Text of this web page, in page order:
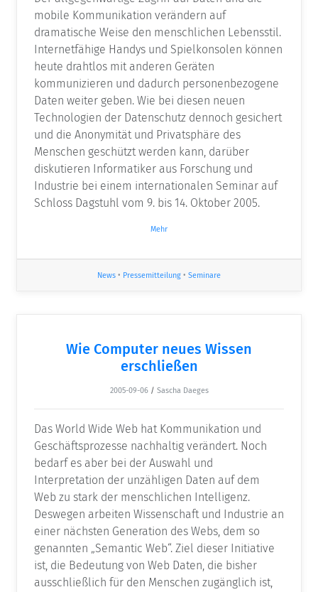
mobile Kommunikation verändern auf
dramatische Weise den menschlichen Lebensstil.
Internetfähige Handys und Spielkonsolen können
heute drahtlos mit anderen Geräten
kommunizieren und dadurch personenbezogene
Daten weiter geben. Wie bei diesen neuen
Technologien der Datenschutz dennoch gesichert
und die Anonymität und Privatsphäre des
Menschen geschützt werden kann, darüber
diskutieren Informatiker aus Forschung und
Industrie bei einem internationalen Seminar auf
Schloss Dagstuhl vom 9. bis 14. Oktober 2005.
Mehr
News • Pressemitteilung • Seminare
Wie Computer neues Wissen
erschließen
2005-09-06 / Sascha Daeges
Das World Wide Web hat Kommunikation und
Geschäftsprozesse nachhaltig verändert. Noch
bedarf es aber bei der Auswahl und
Interpretation der unzähligen Daten auf dem
Web zu stark der menschlichen Intelligenz.
Deswegen arbeiten Wissenschaft und Industrie an
einer nächsten Generation des Webs, dem so
genannten „Semantic Web“. Ziel dieser Initiative
ist, die Bedeutung von Web Daten, die bisher
ausschließlich für den Menschen zugänglich ist,